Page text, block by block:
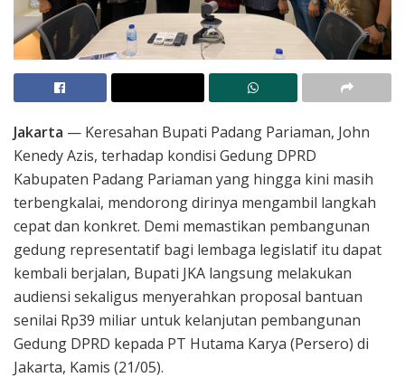
Jakarta — Keresahan Bupati Padang Pariaman, John
Kenedy Azis, terhadap kondisi Gedung DPRD
Kabupaten Padang Pariaman yang hingga kini masih
terbengkalai, mendorong dirinya mengambil langkah
cepat dan konkret. Demi memastikan pembangunan
gedung representatif bagi lembaga legislatif itu dapat
kembali berjalan, Bupati JKA langsung melakukan
audiensi sekaligus menyerahkan proposal bantuan
senilai Rp39 miliar untuk kelanjutan pembangunan
Gedung DPRD kepada PT Hutama Karya (Persero) di
Jakarta, Kamis (21/05).